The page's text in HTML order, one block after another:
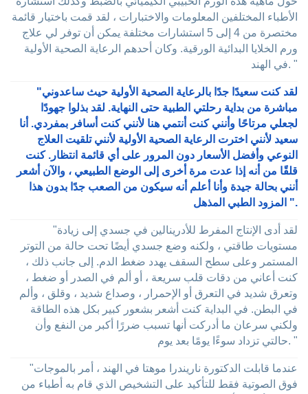
الأطباء المختلفين المعلومات والاختبارات ، لقد قمت باختيار قائمة
مختصرة من 4 إلى 5 استشارات مختلفة يمكن أن توفر لي علاج
ورم الخلايا البدائية الورقية. وكان أحدهم الرعاية الصحية الأولية
في الهند. "
"لقد كنت سعيدًا جدًا بالرعاية الصحية الأولية حيث ساعدوني
مباشرة من بداية رحلتي الطبية حتى النهاية. لقد بذلوا جهودًا
لجعلي مرتاحًا وأنني كنت أنتمي هنا لأنني كنت أسافر بمفردي. أنا
سعيد لأنني اخترت الرعاية الصحية الأولية لأنني تلقيت العلاج
النوعي وأفضل الأسعار دون المرور على أي قائمة انتظار. كنت
قلقًا من أنه إذا عدت مرة أخرى إلى الوضع الطبيعي ، والآن أشعر
أنني بحالة جيدة وأنا أعلم أنه سيكون من الصعب جدًا بدون هذا
المزود الطبي المذهل ".
"لقد أدى الإنتاج المفرط للأدرينالين في جسدي إلى زيادة
مستويات طاقتي ، ولكنه وضع جسدي أيضًا تحت حالة من التوتر
المستمر وعلى سطح السقف يهدد ضغط الدم. إلى جانب ذلك ،
كنت أعاني من دقات قلب سريعة ، أو ألم في الصدر أو ضغط ،
وتعرق شديد في التعرق أو الإحمرار ، وصداع شديد ، وقلق ، وألم
في البطن. في البداية كنت أشعر بشعور كبير بكل هذه الطاقة
ولكني سرعان ما أدركت أنها تسبب ضررًا أكبر من النفع وأن
حالتي تزداد سوءًا يومًا بعد يوم. "
"عندما قابلت الدكتورة ناريندرا موهتا في الهند ، أمر بالموجات
فوق الصوتية فقط للتأكيد على التشخيص الذي قام به أطباء من